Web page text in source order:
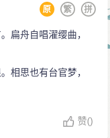
拼
繁
原
扁舟自唱濯缨曲，
相思也有台官梦，
赞()